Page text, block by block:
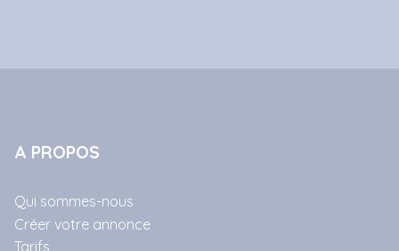
A PROPOS
Qui sommes-nous
Créer votre annonce
Tarifs